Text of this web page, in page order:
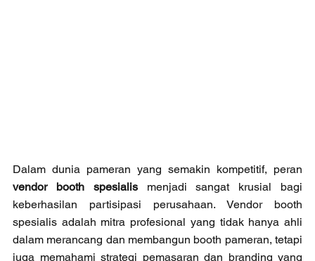
vendor booth spesialis menjadi sangat krusial bagi
keberhasilan partisipasi perusahaan. Vendor booth
spesialis adalah mitra profesional yang tidak hanya ahli
dalam merancang dan membangun booth pameran, tetapi
juga memahami strategi pemasaran dan branding yang